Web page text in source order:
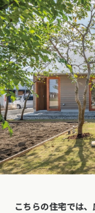
こちらの住宅では